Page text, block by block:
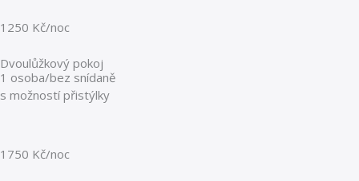
1250 Kč/noc
Dvoulůžkový pokoj
1 osoba/bez snídaně
s možností přistýlky
1750 Kč/noc